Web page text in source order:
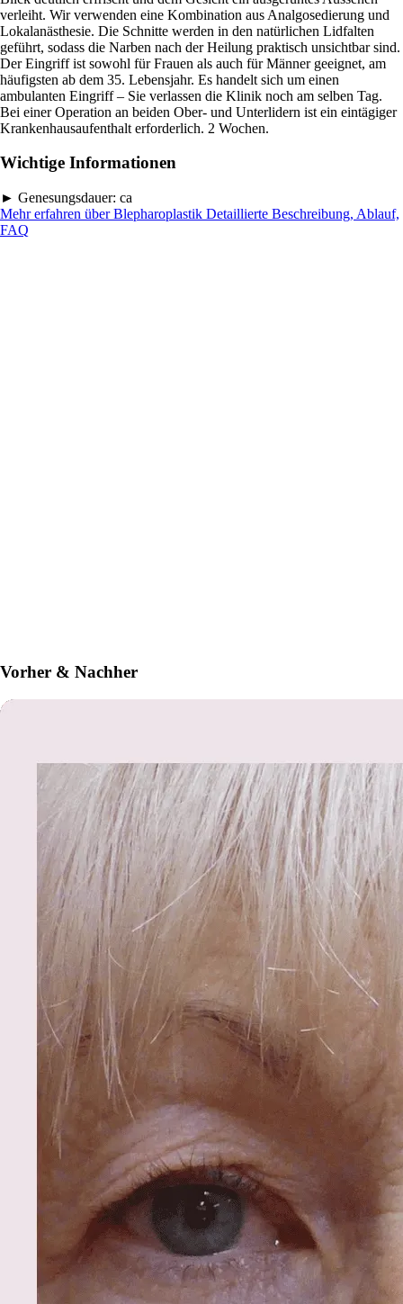
verleiht. Wir verwenden eine Kombination aus Analgosedierung und
Lokalanästhesie. Die Schnitte werden in den natürlichen Lidfalten
geführt, sodass die Narben nach der Heilung praktisch unsichtbar sind.
Der Eingriff ist sowohl für Frauen als auch für Männer geeignet, am
häufigsten ab dem 35. Lebensjahr. Es handelt sich um einen
ambulanten Eingriff – Sie verlassen die Klinik noch am selben Tag.
Bei einer Operation an beiden Ober- und Unterlidern ist ein eintägiger
Krankenhausaufenthalt erforderlich. 2 Wochen.
Wichtige Informationen
► Genesungsdauer: ca
Mehr erfahren über Blepharoplastik Detaillierte Beschreibung, Ablauf,
FAQ
Vorher & Nachher